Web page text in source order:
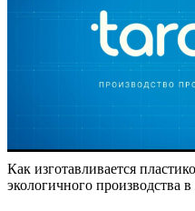
Как изготавливается
экологичного